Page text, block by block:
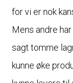
for vi er nok
Mens andre
sagt tomme
kunne øke